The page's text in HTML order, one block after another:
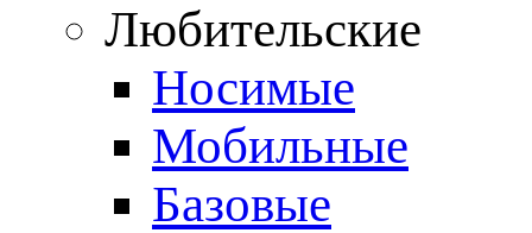
Любительские
Носимые
Мобильные
Базовые